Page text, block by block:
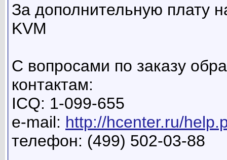
За дополнительную плату
KVM
С вопросами по заказу
контактам:
ICQ: 1-099-655
e-mail: http://hcenter.ru/
телефон: (499) 502-03-88